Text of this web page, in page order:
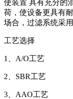
使装置 具有充分的
荷，使设备更具有
场合，过滤系统采
工艺选择
1、A/O工艺
2、SBR工艺
3、AAO工艺